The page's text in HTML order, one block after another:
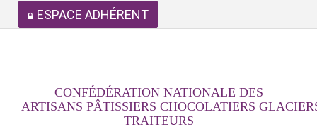
ESPACE ADHÉRENT
CONFÉDÉRATION NATIONALE DES
ARTISANS PÂTISSIERS CHOCOLATIERS
TRAITEURS